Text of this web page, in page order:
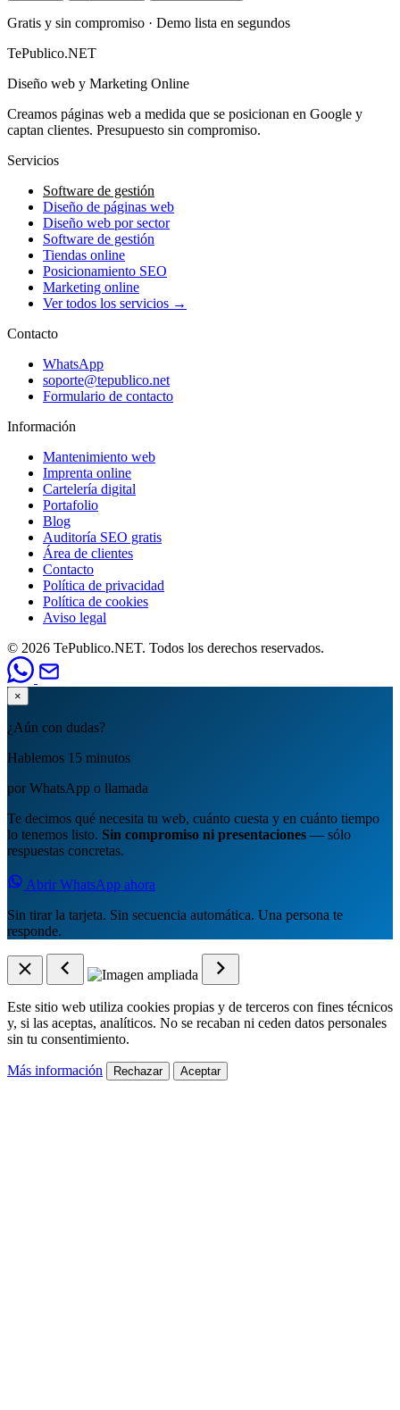
Gratis y sin compromiso · Demo lista en segundos
TePublico.NET
Diseño web y Marketing Online
Creamos páginas web a medida que se posicionan en Google y
captan clientes. Presupuesto sin compromiso.
Servicios
Software de gestión
Diseño de páginas web
Diseño web por sector
Software de gestión
Tiendas online
Posicionamiento SEO
Marketing online
Ver todos los servicios →
Contacto
WhatsApp
soporte@tepublico.net
Formulario de contacto
Información
Mantenimiento web
Imprenta online
Cartelería digital
Portafolio
Blog
Auditoría SEO gratis
Área de clientes
Contacto
Política de privacidad
Política de cookies
Aviso legal
© 2026 TePublico.NET. Todos los derechos reservados.
×
¿Aún con dudas?
Hablemos 15 minutos
por WhatsApp o llamada
Te decimos qué necesita tu web, cuánto cuesta y en cuánto tiempo
lo tenemos listo. Sin compromiso ni presentaciones — sólo
respuestas concretas.
Abrir WhatsApp ahora
Sin tirar la tarjeta. Sin secuencia automática. Una persona te
responde.
Este sitio web utiliza cookies propias y de terceros con fines técnicos
y, si las aceptas, analíticos. No se recaban ni ceden datos personales
sin tu consentimiento.
Más información Rechazar Aceptar